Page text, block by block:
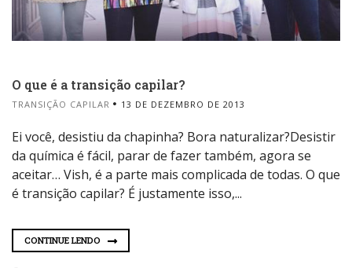
O que é a transição capilar?
TRANSIÇÃO CAPILAR 13 DE DEZEMBRO DE 2013
Ei você, desistiu da chapinha? Bora naturalizar?Desistir
da química é fácil, parar de fazer também, agora se
aceitar… Vish, é a parte mais complicada de todas. O que
é transição capilar? É justamente isso,...
CONTINUE LENDO